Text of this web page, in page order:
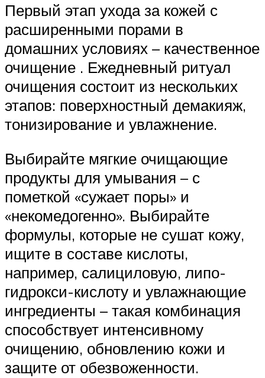
Первый этап ухода за кожей с
расширенными порами в
домашних условиях – качественное
очищение . Ежедневный ритуал
очищения состоит из нескольких
этапов: поверхностный демакияж,
тонизирование и увлажнение.
Выбирайте мягкие очищающие
продукты для умывания – с
пометкой «сужает поры» и
«некомедогенно». Выбирайте
формулы, которые не сушат кожу,
ищите в составе кислоты,
например, салициловую, липо-
гидрокси-кислоту и увлажнающие
ингредиенты – такая комбинация
способствует интенсивному
очищению, обновлению кожи и
защите от обезвоженности.